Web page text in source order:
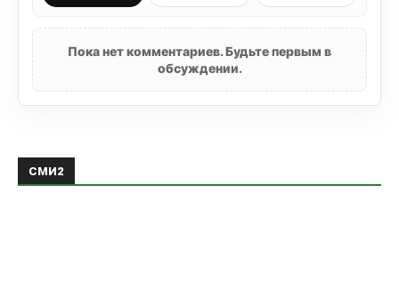
Пока нет комментариев. Будьте первым в
обсуждении.
СМИ2